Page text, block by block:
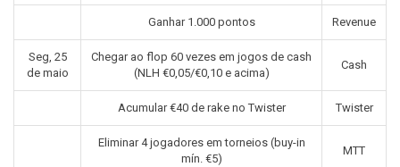
Ganhar 1.000 pontos Revenue
Seg, 25
de maio
Chegar ao flop 60 vezes em jogos de cash
(NLH €0,05/€0,10 e acima)
Cash
Acumular €40 de rake no Twister Twister
Eliminar 4 jogadores em torneios (buy-in
mín. €5)
MTT